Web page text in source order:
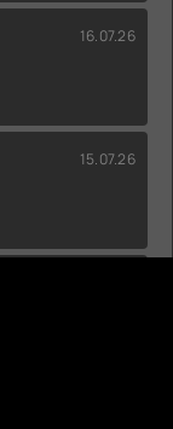
16.07.26
15.07.26